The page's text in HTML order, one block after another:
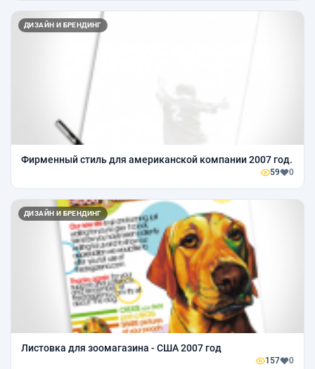
ДИЗАЙН И БРЕНДИНГ
Фирменный стиль для американской компании 2007 год.
59 0
ДИЗАЙН И БРЕНДИНГ
Листовка для зоомагазина - США 2007 год
157 0